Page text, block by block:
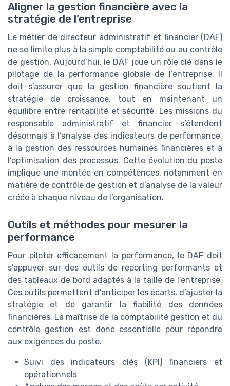
Aligner la gestion financière avec la
stratégie de l’entreprise
Le métier de directeur administratif et financier (DAF)
ne se limite plus à la simple comptabilité ou au contrôle
de gestion. Aujourd’hui, le DAF joue un rôle clé dans le
pilotage de la performance globale de l’entreprise. Il
doit s’assurer que la gestion financière soutient la
stratégie de croissance, tout en maintenant un
équilibre entre rentabilité et sécurité. Les missions du
responsable administratif et financier s’étendent
désormais à l’analyse des indicateurs de performance,
à la gestion des ressources humaines financières et à
l’optimisation des processus. Cette évolution du poste
implique une montée en compétences, notamment en
matière de contrôle de gestion et d’analyse de la valeur
créée à chaque niveau de l’organisation.
Outils et méthodes pour mesurer la
performance
Pour piloter efficacement la performance, le DAF doit
s’appuyer sur des outils de reporting performants et
des tableaux de bord adaptés à la taille de l’entreprise.
Ces outils permettent d’anticiper les écarts, d’ajuster la
stratégie et de garantir la fiabilité des données
financières. La maîtrise de la comptabilité gestion et du
contrôle gestion est donc essentielle pour répondre
aux exigences du poste.
Suivi des indicateurs clés (KPI) financiers et
opérationnels